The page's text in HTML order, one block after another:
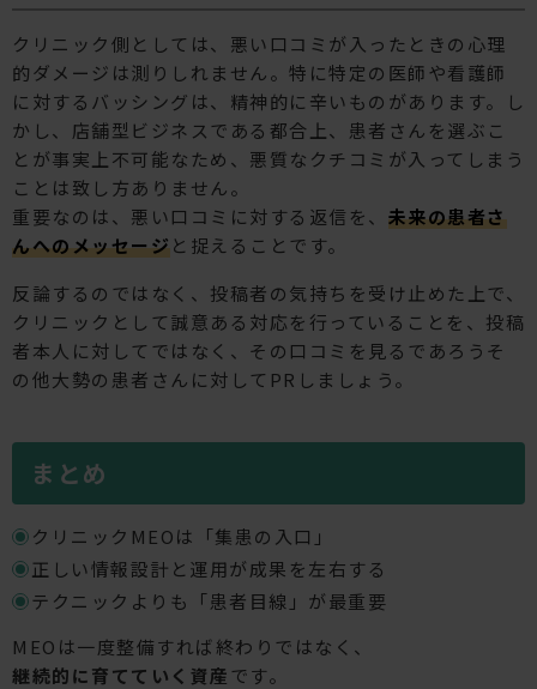
クリニック側としては、悪い口コミが入ったときの心理
的ダメージは測りしれません。特に特定の医師や看護師
に対するバッシングは、精神的に辛いものがあります。し
かし、店舗型ビジネスである都合上、患者さんを選ぶこ
とが事実上不可能なため、悪質なクチコミが入ってしまう
ことは致し方ありません。
重要なのは、悪い口コミに対する返信を、 未来の患者さ
んへのメッセージと捉えることです。
反論するのではなく、投稿者の気持ちを受け止めた上で、
クリニックとして誠意ある対応を行っていることを、投稿
者本人に対してではなく、その口コミを見るであろうそ
の他大勢の患者さんに対してPRしましょう。
まとめ
クリニックMEOは「集患の入口」
正しい情報設計と運用が成果を左右する
テクニックよりも「患者目線」が最重要
MEOは一度整備すれば終わりではなく、
継続的に育てていく資産です。